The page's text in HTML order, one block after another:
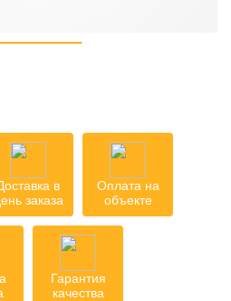
в
заказа
Оплата на
объекте
Гарантия
качества